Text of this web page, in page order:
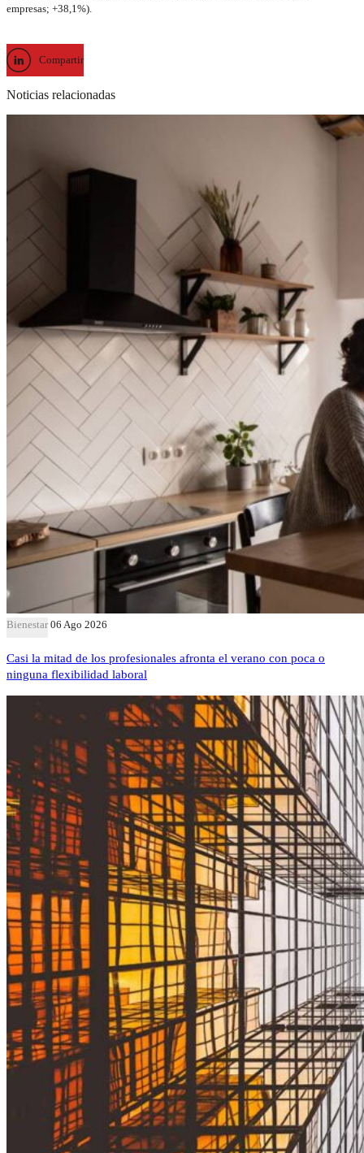
empresas; +38,1%).
Compartir
Noticias relacionadas
Bienestar 06 Ago 2026
Casi la mitad de los profesionales afronta el verano con poca o
ninguna flexibilidad laboral